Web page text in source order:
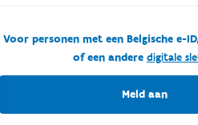
Voor personen met een Belgische e-
of een andere digitale
Meld aan